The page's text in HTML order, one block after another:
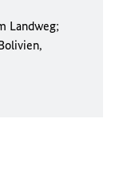
Landweg;